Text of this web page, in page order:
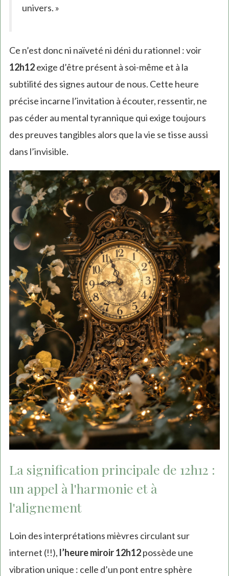
univers. »
Ce n’est donc ni naïveté ni déni du rationnel : voir
12h12exige d’être présent à soi-même et à la
subtilité des signes autour de nous. Cette heure
précise incarne l’invitation à écouter, ressentir, ne
pas céder au mental tyrannique qui exige toujours
des preuves tangibles alors que la vie se tisse aussi
dans l’invisible.
La signification principale de 12h12 :
un appel à l'harmonie et à
l'alignement
Loin des interprétations mièvres circulant sur
internet (!!), l’heure miroir 12h12possède une
vibration unique : celle d’un pont entre sphère